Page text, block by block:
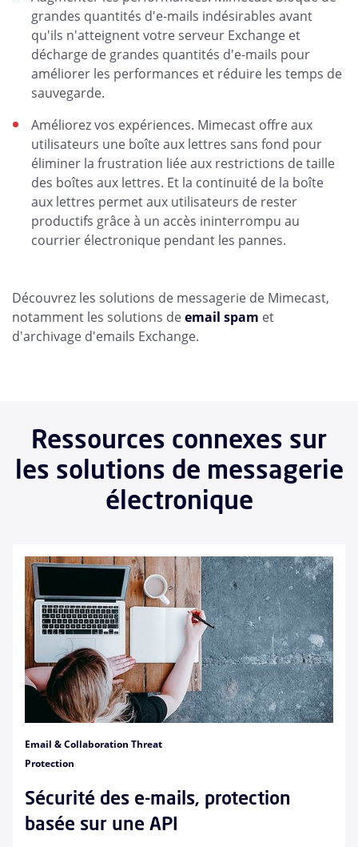
grandes quantités d'e-mails indésirables avant
qu'ils n'atteignent votre serveur Exchange et
décharge de grandes quantités d'e-mails pour
améliorer les performances et réduire les temps de
sauvegarde.
Améliorez vos expériences. Mimecast offre aux
utilisateurs une boîte aux lettres sans fond pour
éliminer la frustration liée aux restrictions de taille
des boîtes aux lettres. Et la continuité de la boîte
aux lettres permet aux utilisateurs de rester
productifs grâce à un accès ininterrompu au
courrier électronique pendant les pannes.
Découvrez les solutions de messagerie de Mimecast,
notamment les solutions deemail spam et
d'archivage d'emails Exchange.
Ressources connexes sur
les solutions de messagerie
électronique
Email & Collaboration Threat
Protection
Sécurité des e-mails, protection
basée sur une API